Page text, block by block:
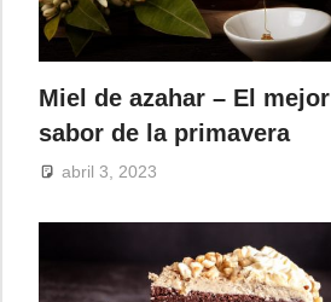
Miel de azahar – El mejor
sabor de la primavera
abril 3, 2023